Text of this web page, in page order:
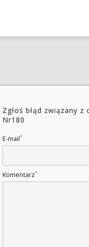
Zgłoś błąd związany
Nr180
E-mail*
Komentarz*